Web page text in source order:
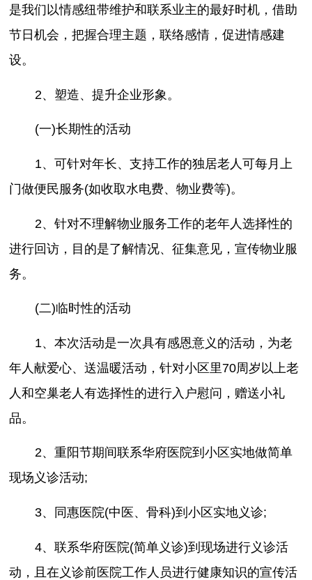
是我们以情感纽带维护和联系业主的最好时机，借助
节日机会，把握合理主题，联络感情，促进情感建
设。
2、塑造、提升企业形象。
(一)长期性的活动
1、可针对年长、支持工作的独居老人可每月上
门做便民服务(如收取水电费、物业费等)。
2、针对不理解物业服务工作的老年人选择性的
进行回访，目的是了解情况、征集意见，宣传物业服
务。
(二)临时性的活动
1、本次活动是一次具有感恩意义的活动，为老
年人献爱心、送温暖活动，针对小区里70周岁以上老
人和空巢老人有选择性的进行入户慰问，赠送小礼
品。
2、重阳节期间联系华府医院到小区实地做简单
现场义诊活动;
3、同惠医院(中医、骨科)到小区实地义诊;
4、联系华府医院(简单义诊)到现场进行义诊活
动，且在义诊前医院工作人员进行健康知识的宣传活